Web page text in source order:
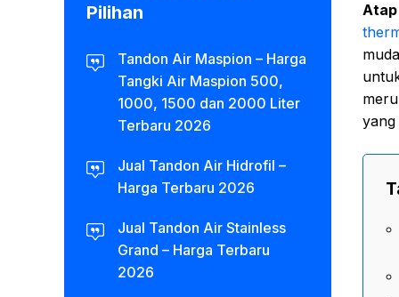
yang
Pilihan
Tandon Air Maspion – Harga
Tangki Air Maspion 500,
1000, 1500 dan 2000 Liter
Terbaru 2026
Jual Tandon Air Hidrofil –
Harga Terbaru 2026
Jual Tandon Air Stainless
Grand – Harga Terbaru
2026